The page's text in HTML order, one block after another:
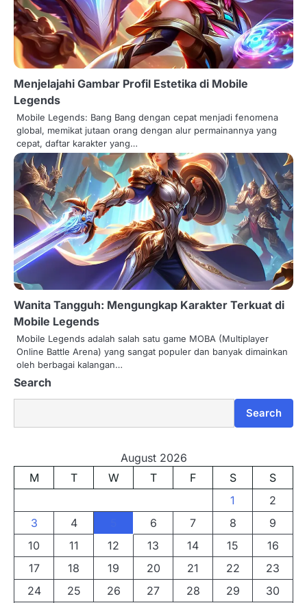
Menjelajahi Gambar Profil Estetika di Mobile
Legends
Mobile Legends: Bang Bang dengan cepat menjadi fenomena
global, memikat jutaan orang dengan alur permainannya yang
cepat, daftar karakter yang…
Wanita Tangguh: Mengungkap Karakter Terkuat di
Mobile Legends
Mobile Legends adalah salah satu game MOBA (Multiplayer
Online Battle Arena) yang sangat populer dan banyak dimainkan
oleh berbagai kalangan…
Search
Search
August 2026
M
T W T F S
S
1
2
3
4 6 7 8
9
10
11 12 13 14 15
16
17
18 19 20 21 22
23
24
25 26 27 28 29 30